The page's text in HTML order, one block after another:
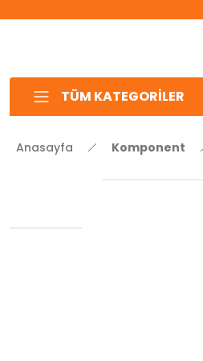
TÜM KATEGORİLER
Anasayfa Komponent